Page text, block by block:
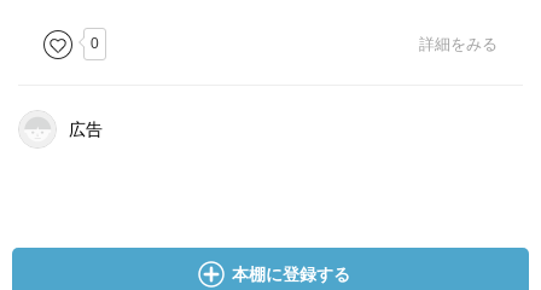
0 詳細をみる
広告
本棚に登録する